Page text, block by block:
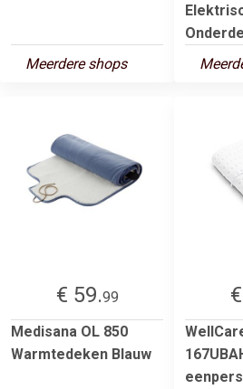
Meerdere shops
€ 59.99
Medisana OL 850
Warmtedeken Blauw